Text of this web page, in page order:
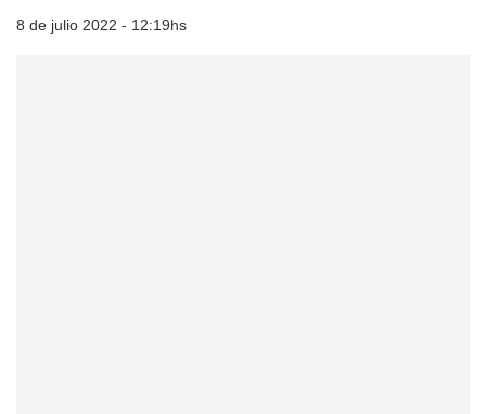
8 de julio 2022 - 12:19hs